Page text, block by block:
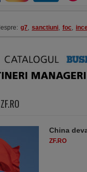
g7, sanctiuni, foc,
China
ZF.RO